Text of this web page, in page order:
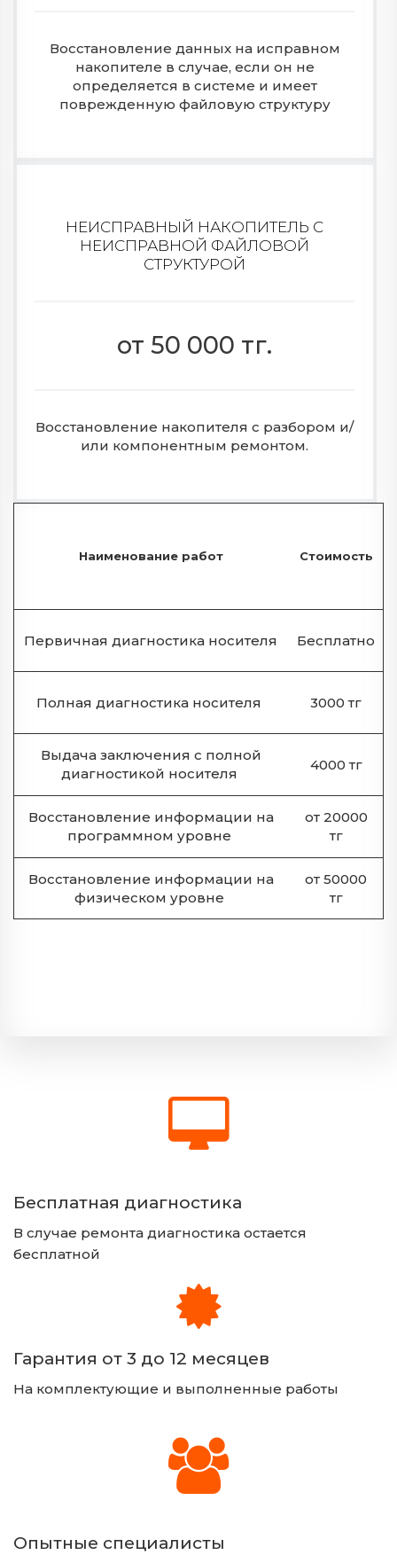
Восстановление данных на исправном
накопителе в случае, если он не
определяется в системе и имеет
поврежденную файловую структуру
НЕИСПРАВНЫЙ НАКОПИТЕЛЬ С
НЕИСПРАВНОЙ ФАЙЛОВОЙ
СТРУКТУРОЙ
от 50 000 тг.
Восстановление накопителя с разбором и/
или компонентным ремонтом.
Наименование работ Стоимость
Первичная диагностика носителя Бесплатно
Полная диагностика носителя 3000 тг
Выдача заключения с полной
диагностикой носителя
4000 тг
Восстановление информации на
программном уровне
от 20000
тг
Восстановление информации на
физическом уровне
от 50000
тг
Бесплатная диагностика
В случае ремонта диагностика остается
бесплатной
Гарантия от 3 до 12 месяцев
На комплектующие и выполненные работы
Опытные специалисты